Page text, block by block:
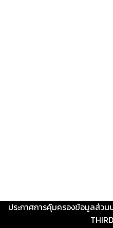
ประกาศการคุ้มครองข้อมูลส่วน